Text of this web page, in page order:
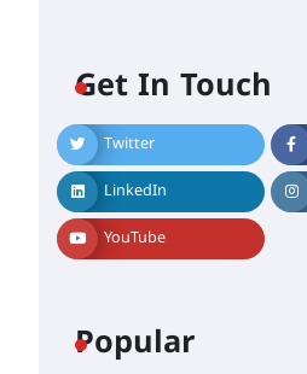
Get In Touch
Twitter
LinkedIn
YouTube
Popular